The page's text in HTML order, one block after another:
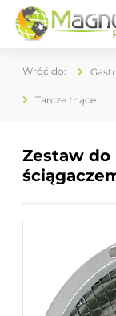
Tarcze tnące
Zestaw do